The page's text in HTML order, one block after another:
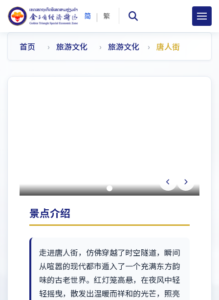
简 | 繁
首页 旅游文化 旅游文化 唐人街
景点介绍
走进唐人街，仿佛穿越了时空隧道，瞬间
从喧嚣的现代都市遁入了一个充满东方韵
味的古老世界。红灯笼高悬，在夜风中轻
轻摇曳，散发出温暖而祥和的光芒，照亮